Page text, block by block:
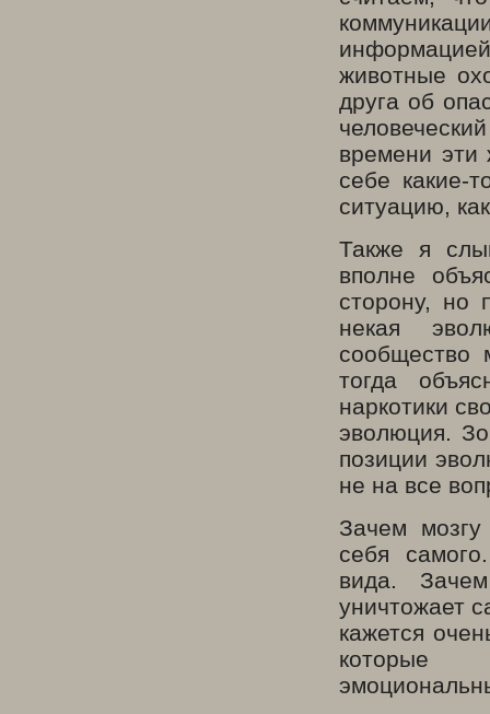
животные
друга об
времени эти
себе какие-
ситуацию,
Также я
вполне
сторону, но
некая
сообщество
тогда
наркотики
эволюция.
позиции
не на все
Зачем
себя
вида.
уничтожает
кажется